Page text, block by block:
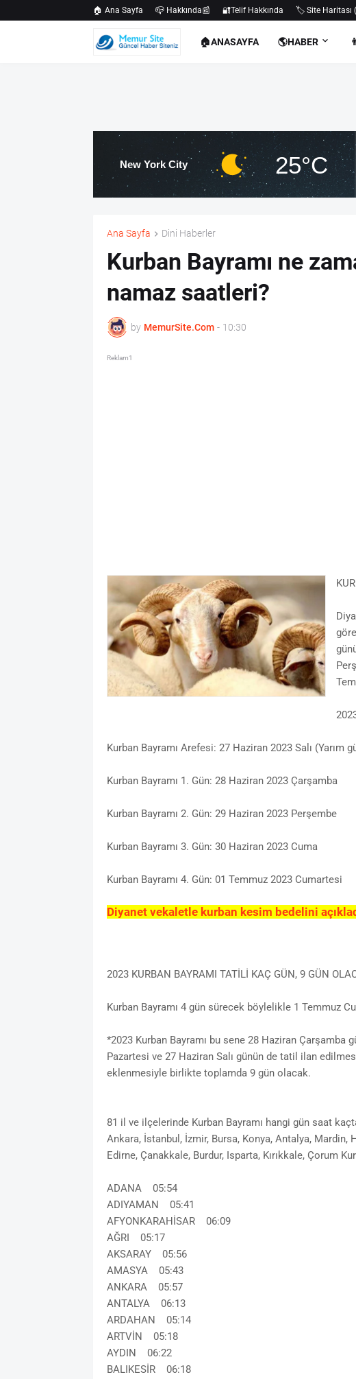
🏠 Ana Sayfa 📪 Hakkında📰 🔐Telif Hakkında 🏷️ Site Haritası
🏠ANASAYFA 🌎HABER
New York City 25°C
Ana Sayfa Dini Haberler
Kurban Bayramı ne
namaz saatleri?
by MemurSite.Com - 10:30
Reklam1
Kurban Bayramı Arefesi: 27 Haziran 2023 Salı (Yarım
Kurban Bayramı 1. Gün: 28 Haziran 2023 Çarşamba
Kurban Bayramı 2. Gün: 29 Haziran 2023 Perşembe
Kurban Bayramı 3. Gün: 30 Haziran 2023 Cuma
Kurban Bayramı 4. Gün: 01 Temmuz 2023 Cumartesi
Diyanet vekaletle kurban kesim bedelini
2023 KURBAN BAYRAMI TATİLİ KAÇ GÜN, 9 GÜN
Kurban Bayramı 4 gün sürecek böylelikle 1 Temmuz
*2023 Kurban Bayramı bu sene 28 Haziran Çarşamba
Pazartesi ve 27 Haziran Salı günün de tatil ilan
eklenmesiyle birlikte toplamda 9 gün olacak.
81 il ve ilçelerinde Kurban Bayramı hangi gün saat
Ankara, İstanbul, İzmir, Bursa, Konya, Antalya, Mardin,
Edirne, Çanakkale, Burdur, Isparta, Kırıkkale, Çorum
ADANA 05:54
ADIYAMAN 05:41
AFYONKARAHİSAR 06:09
AĞRI 05:17
AKSARAY 05:56
AMASYA 05:43
ANKARA 05:57
ANTALYA 06:13
ARDAHAN 05:14
ARTVİN 05:18
AYDIN 06:22
BALIKESİR 06:18